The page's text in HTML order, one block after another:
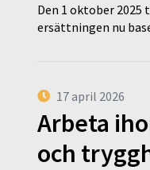
Den 1 oktober
ersättningen nu
17 april 2026
Arbeta
och